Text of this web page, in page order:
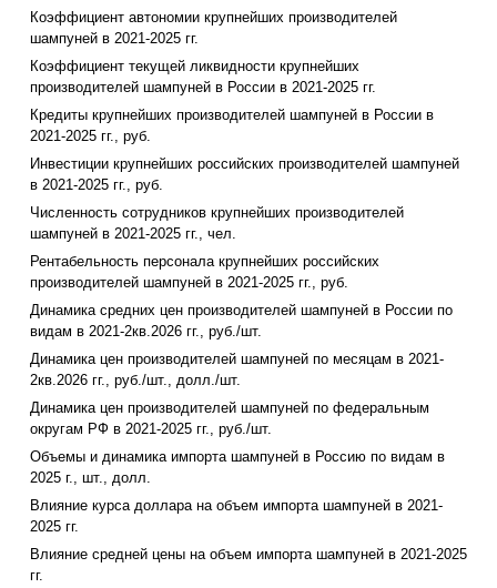
Коэффициент автономии крупнейших производителей
шампуней в 2021-2025 гг.
Коэффициент текущей ликвидности крупнейших
производителей шампуней в России в 2021-2025 гг.
Кредиты крупнейших производителей шампуней в России в
2021-2025 гг., руб.
Инвестиции крупнейших российских производителей шампуней
в 2021-2025 гг., руб.
Численность сотрудников крупнейших производителей
шампуней в 2021-2025 гг., чел.
Рентабельность персонала крупнейших российских
производителей шампуней в 2021-2025 гг., руб.
Динамика средних цен производителей шампуней в России по
видам в 2021-2кв.2026 гг., руб./шт.
Динамика цен производителей шампуней по месяцам в 2021-
2кв.2026 гг., руб./шт., долл./шт.
Динамика цен производителей шампуней по федеральным
округам РФ в 2021-2025 гг., руб./шт.
Объемы и динамика импорта шампуней в Россию по видам в
2025 г., шт., долл.
Влияние курса доллара на объем импорта шампуней в 2021-
2025 гг.
Влияние средней цены на объем импорта шампуней в 2021-2025
гг.